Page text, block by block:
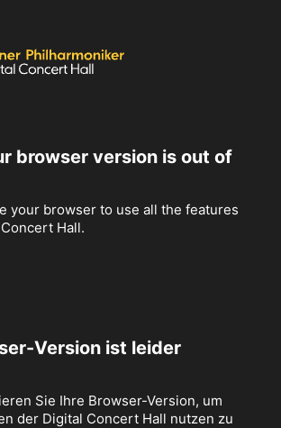
browser version is out of
your browser to use all the features
Hall.
Version ist leider
Sie Ihre Browser-Version, um
der Digital Concert Hall nutzen zu